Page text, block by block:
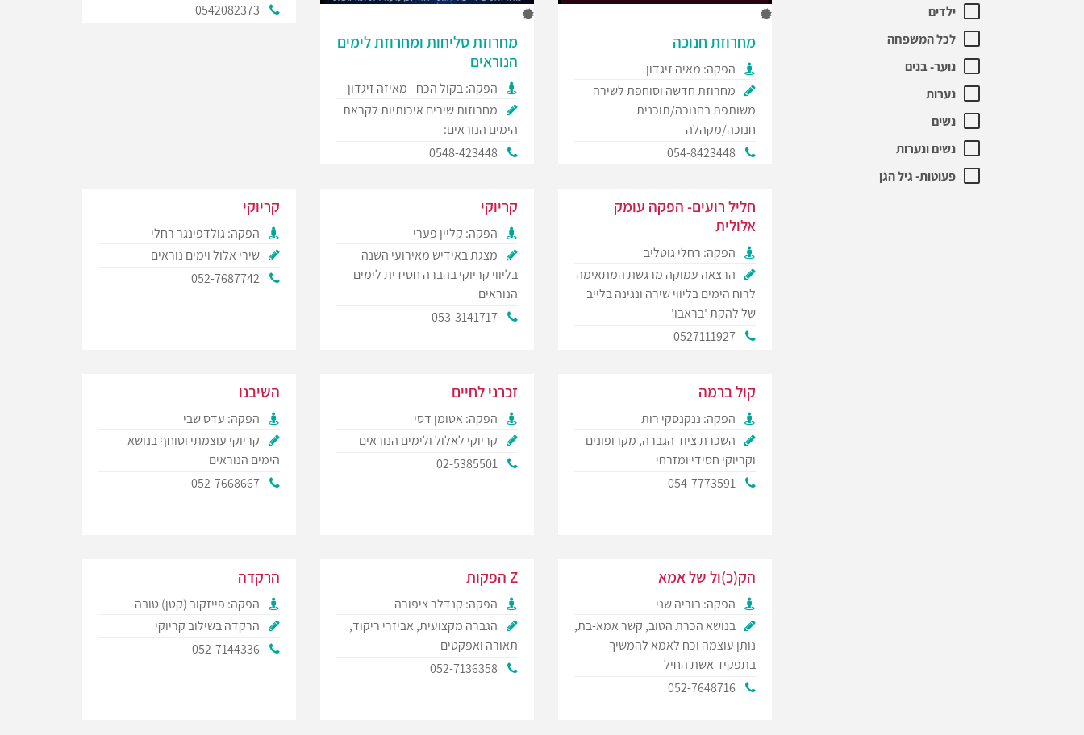
ילדים
לכל המשפחה
נוער- בנים
נערות
נשים
נשים ונערות
פעוטות- גיל הגן
מחרוזת חנוכה
הפקה: מאיה זיגדון
מחרוזת חדשה וסוחפת לשירה
משותפת בחנוכה/תוכנית
חנוכה/מקהלה
054-8423448
מחרוזת סליחות ומחרוזת לימים
הנוראים
הפקה: בקול הכח - מאיזה זיגדון
מחרוזות שירים איכותיות לקראת
הימים הנוראים:
0548-423448
0542082373
חליל רועים- הפקה עומק
אלולית
הפקה: רחלי גוטליב
הרצאה עמוקה מרגשת המתאימה
לרוח הימים בליווי שירה ונגינה בלייב
של להקת 'בראבו'
0527111927
קריוקי
הפקה: קליין פערי
מצגת באידיש מאירועי השנה
בליווי קריוקי בהברה חסידית לימים
הנוראים
053-3141717
קריוקי
הפקה: גולדפינגר רחלי
שירי אלול וימים נוראים
052-7687742
קול ברמה
הפקה: ננקנסקי רות
השכרת ציוד הגברה, מקרופונים
וקריוקי חסידי ומזרחי
054-7773591
זכרני לחיים
הפקה: אטומן דסי
קריוקי לאלול ולימים הנוראים
02-5385501
השיבנו
הפקה: עדס שבי
קריוקי עוצמתי וסוחף בנושא
הימים הנוראים
052-7668667
הק(כ)ול של אמא
הפקה: בוריה שני
בנושא הכרת הטוב, קשר אמא-בת,
נותן עוצמה וכח לאמא להמשיך
בתפקיד אשת החיל
052-7648716
Z הפקות
הפקה: קנדלר ציפורה
הגברה מקצועית, אביזרי ריקוד,
תאורה ואפקטים
052-7136358
הרקדה
הפקה: פייזקוב (קטן) טובה
הרקדה בשילוב קריוקי
052-7144336